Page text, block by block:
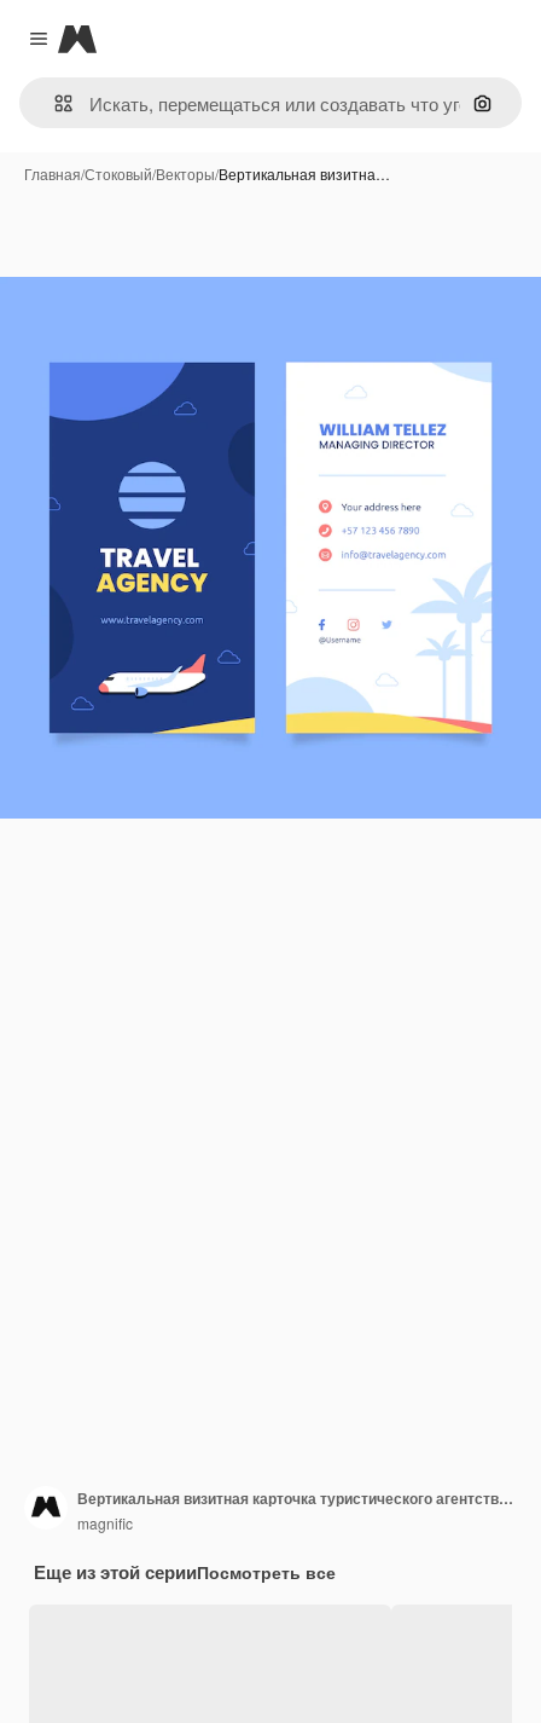
Close menu
Magnific
Поиск
Главная/Стоковый/Векторы/Вертикальная визитна…
Вертикальная визитная карточка туристического агентства с плоским дизайном
magnific
Еще из этой серииПосмотреть все